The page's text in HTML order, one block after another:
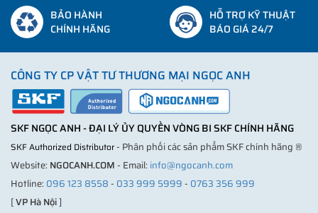
BẢO HÀNH
CHÍNH HÃNG
HỖ TRỢ KỸ THUẬT
BÁO GIÁ 24/7
CÔNG TY CP VẬT TƯ THƯƠNG MẠI NGỌC ANH
SKF NGỌC ANH - ĐẠI LÝ ỦY QUYỀN VÒNG BI SKF CHÍNH HÃNG
SKF Authorized Distributor- Phân phối các sản phẩm SKF chính hãng ®
Website: NGOCANH.COM- Email: info@ngocanh.com
Hotline: 096 123 8558- 033 999 5999- 0763 356 999
[VP Hà Nội]